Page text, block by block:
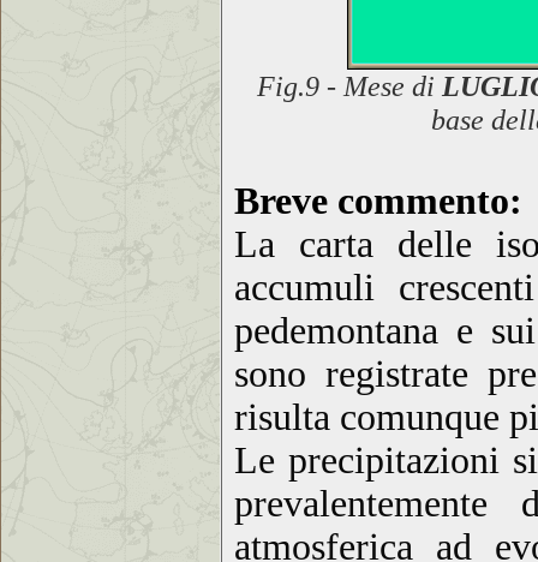
Fig.9 - Mese di
base
Breve commento:
La carta delle
accumuli
pedemontana e
sono registrate
risulta comunque
Le precipitazioni
atmosferica ad